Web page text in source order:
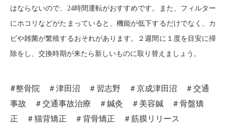
はならないので、 24時間運転がおすすめです。また、フィルター
にホコリなどがたまっていると、機能が低下するだけでなく、カ
ビや雑菌が繁殖するおそれがあります。２週間に１度を目安に掃
除をし、交換時期が来たら新しいものに取り替えましょう。
#整骨院 ＃津田沼 ＃習志野 ＃京成津田沼 ＃交通
事故 ＃交通事故治療 ＃鍼灸 ＃美容鍼 ＃骨盤矯
正 ＃猫背矯正 ＃背骨矯正 ＃筋膜リリース